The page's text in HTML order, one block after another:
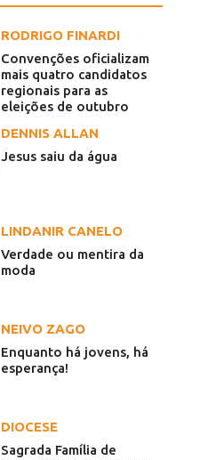
RODRIGO FINARDI
Convenções oficializam
mais quatro candidatos
regionais para as
eleições de outubro
DENNIS ALLAN
Jesus saiu da água
LINDANIR CANELO
Verdade ou mentira da
moda
NEIVO ZAGO
Enquanto há jovens, há
esperança!
DIOCESE
Sagrada Família de